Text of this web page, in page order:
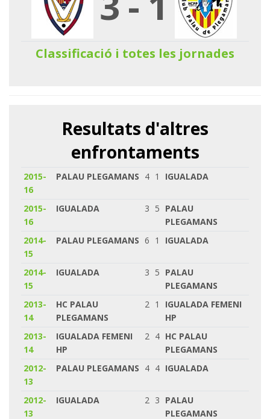
Classificació i totes les jornades
Resultats d'altres
enfrontaments
2015-
16
PALAU PLEGAMANS 4 1 IGUALADA
2015-
16
IGUALADA 3 5 PALAU
PLEGAMANS
2014-
15
PALAU PLEGAMANS 6 1 IGUALADA
2014-
15
IGUALADA 3 5 PALAU
PLEGAMANS
2013-
14
HC PALAU
PLEGAMANS
2 1
IGUALADA FEMENI
HP
2013-
14
IGUALADA FEMENI
HP
2 4 HC PALAU
PLEGAMANS
2012-
13
PALAU PLEGAMANS 4 4 IGUALADA
2012-
13
IGUALADA 2 3 PALAU
PLEGAMANS